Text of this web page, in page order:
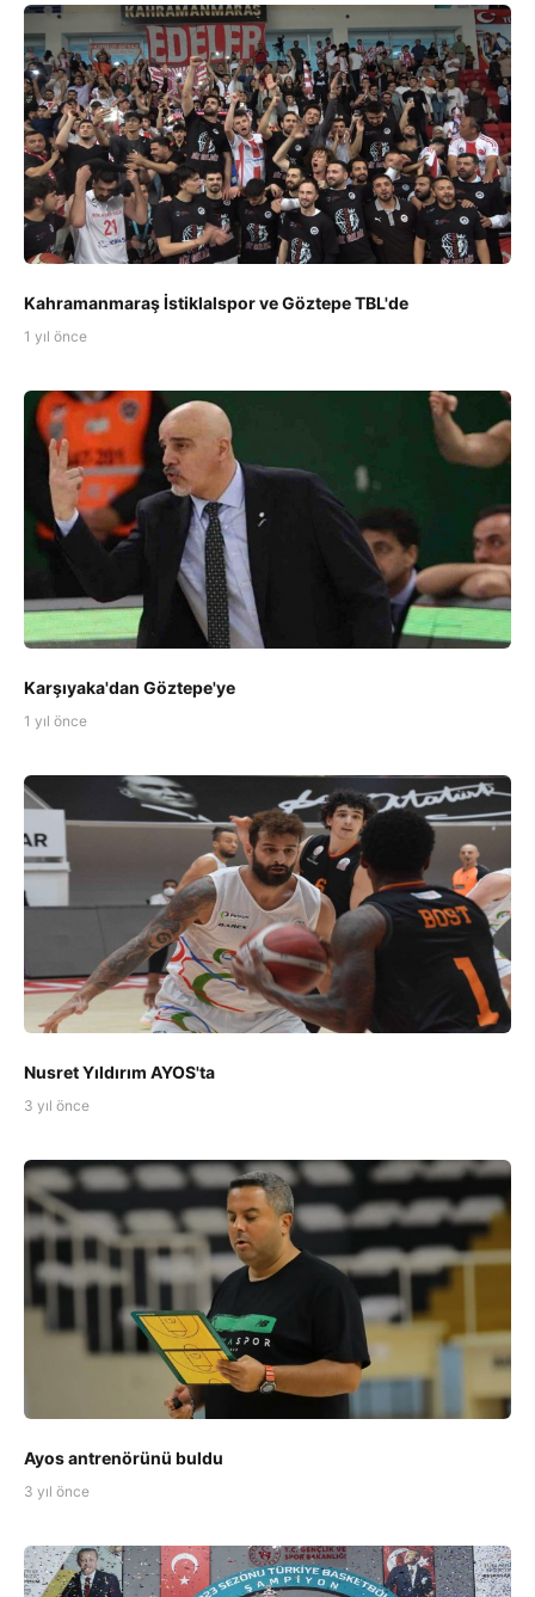
Kahramanmaraş İstiklalspor ve Göztepe TBL'de
1 yıl önce
Karşıyaka'dan Göztepe'ye
1 yıl önce
Nusret Yıldırım AYOS'ta
3 yıl önce
Ayos antrenörünü buldu
3 yıl önce